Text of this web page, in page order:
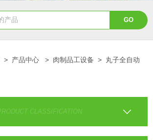
> 产品中心 > 肉制品工设备 > 丸子全自动
CLASSIFICATION